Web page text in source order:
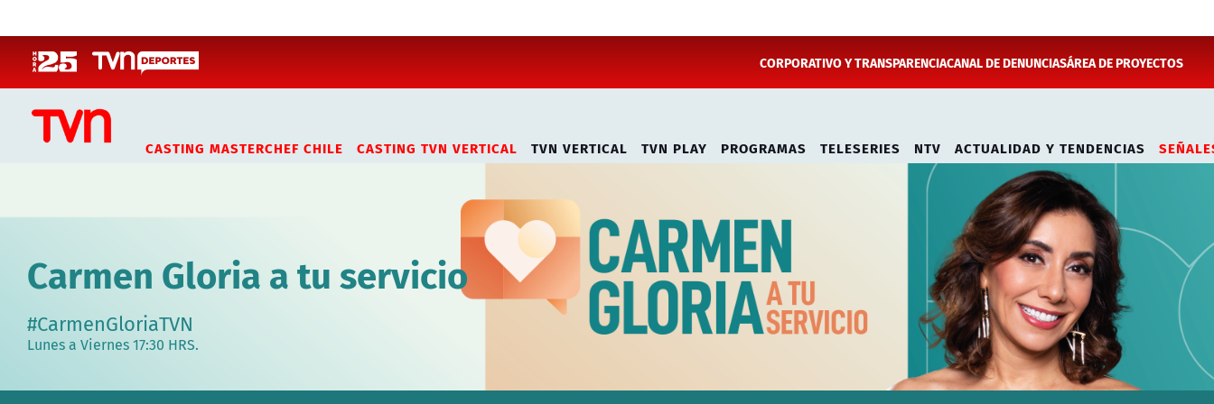
CORPORATIVO Y TRANSPARENCIACANAL DE DENUNCIASÁREA DE PROYECTOS
CASTING MASTERCHEF CHILE CASTING TVN VERTICAL TVN VERTICAL TVN PLAY PROGRAMAS TELESERIES NTV ACTUALIDAD Y TENDENCIAS
Carmen Gloria a tu servicio
#CarmenGloriaTVN
Lunes a Viernes 17:30 HRS.